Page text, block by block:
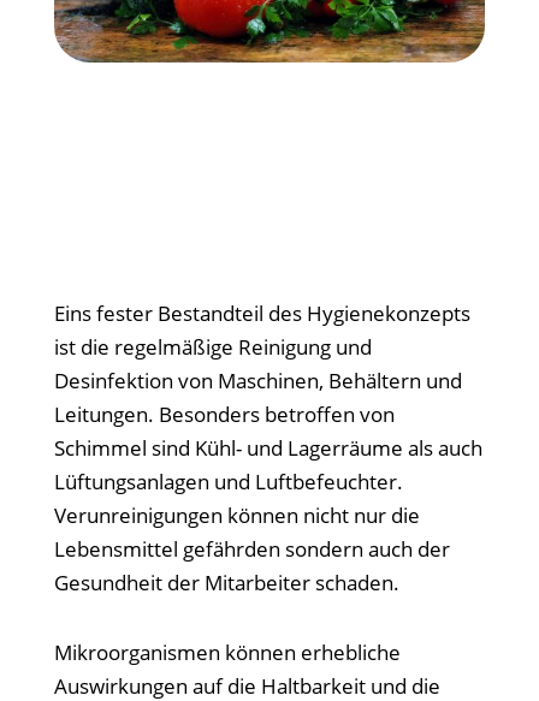
Eins fester Bestandteil des Hygienekonzepts
ist die regelmäßige Reinigung und
Desinfektion von Maschinen, Behältern und
Leitungen. Besonders betroffen von
Schimmel sind Kühl- und Lagerräume als auch
Lüftungsanlagen und Luftbefeuchter.
Verunreinigungen können nicht nur die
Lebensmittel gefährden sondern auch der
Gesundheit der Mitarbeiter schaden.
Mikroorganismen können erhebliche
Auswirkungen auf die Haltbarkeit und die